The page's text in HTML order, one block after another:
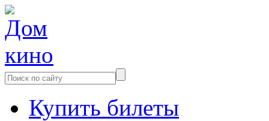
Купить билеты